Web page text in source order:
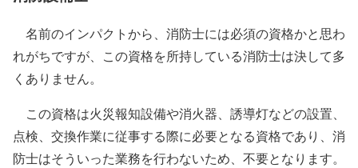
名前のインパクトから、消防士には必須の資格かと思わ
れがちですが、この資格を所持している消防士は決して多
くありません。
この資格は火災報知設備や消火器、誘導灯などの設置、
点検、交換作業に従事する際に必要となる資格であり、消
防士はそういった業務を行わないため、不要となります。